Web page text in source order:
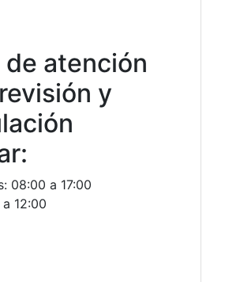
de atención
y
08:00 a 17:00
12:00